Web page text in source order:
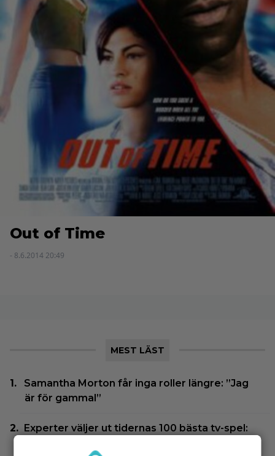
Out of Time
- 8.6.2014 20:49
MEST LÄST
Samantha Morton får inga roller längre: ”Jag
är för gammal”
Experter väljer ut tidernas 100 bästa tv-spel: